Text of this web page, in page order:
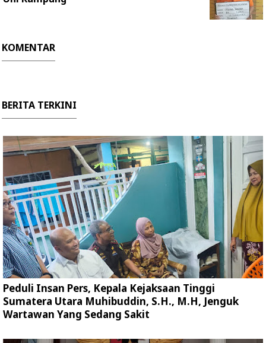
KOMENTAR
BERITA TERKINI
Peduli Insan Pers, Kepala Kejaksaan Tinggi
Sumatera Utara Muhibuddin, S.H., M.H, Jenguk
Wartawan Yang Sedang Sakit